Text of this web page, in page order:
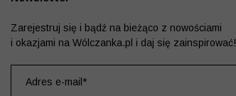
Zarejestruj się i bądź na bieżąco z nowościami
i okazjami na Wólczanka.pl i daj się zainspirować!